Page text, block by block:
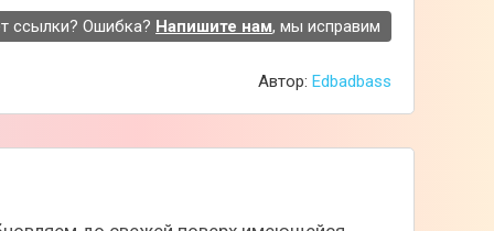
ссылки? Ошибка? Напишите нам, мы исправим
Автор: Edbadbass